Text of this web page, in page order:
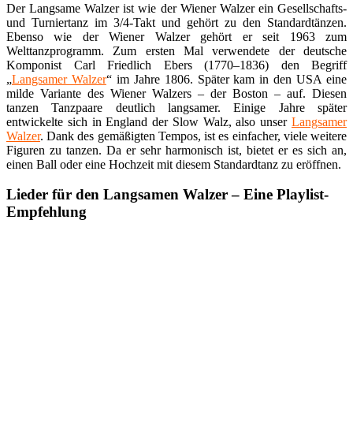
Der Langsame Walzer ist wie der Wiener Walzer ein Gesellschafts-
und Turniertanz im 3/4-Takt und gehört zu den Standardtänzen.
Ebenso wie der Wiener Walzer gehört er seit 1963 zum
Welttanzprogramm. Zum ersten Mal verwendete der deutsche
Komponist Carl Friedlich Ebers (1770–1836) den Begriff
„Langsamer Walzer“ im Jahre 1806. Später kam in den USA eine
milde Variante des Wiener Walzers – der Boston – auf. Diesen
tanzen Tanzpaare deutlich langsamer. Einige Jahre später
entwickelte sich in England der Slow Walz, also unser Langsamer
Walzer. Dank des gemäßigten Tempos, ist es einfacher, viele weitere
Figuren zu tanzen. Da er sehr harmonisch ist, bietet er es sich an,
einen Ball oder eine Hochzeit mit diesem Standardtanz zu eröffnen.
Lieder für den Langsamen Walzer – Eine Playlist-
Empfehlung